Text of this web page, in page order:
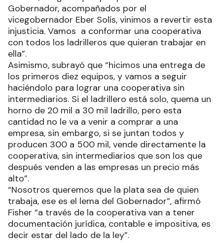
Gobernador, acompañados por el
vicegobernador Eber Solís, vinimos a revertir esta
injusticia. Vamos a conformar una cooperativa
con todos los ladrilleros que quieran trabajar en
ella”.
Asimismo, subrayó que “hicimos una entrega de
los primeros diez equipos, y vamos a seguir
haciéndolo para lograr una cooperativa sin
intermediarios. Si el ladrillero está solo, quema un
horno de 20 mil a 30 mil ladrillo, pero esta
cantidad no le va a venir a comprar a una
empresa, sin embargo, si se juntan todos y
producen 300 a 500 mil, vende directamente la
cooperativa, sin intermediarios que son los que
después venden a las empresas un precio más
alto”.
“Nosotros queremos que la plata sea de quien
trabaja, ese es el lema del Gobernador”, afirmó
Fisher “a través de la cooperativa van a tener
documentación jurídica, contable e impositiva, es
decir estar del lado de la ley”.